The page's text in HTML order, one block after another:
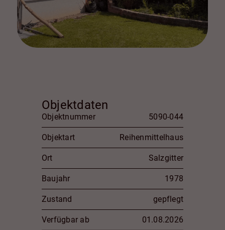
Objektdaten
Objektnummer 5090-044
Objektart Reihenmittelhaus
Ort Salzgitter
Baujahr 1978
Zustand gepflegt
Verfügbar ab 01.08.2026